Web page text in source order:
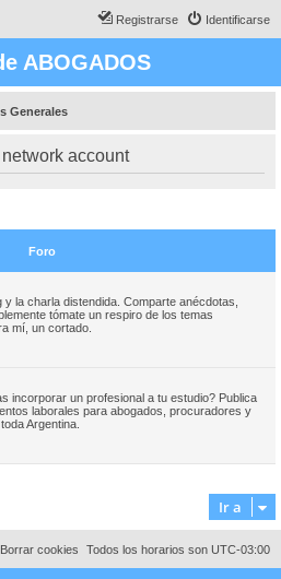
Identificarse
Registrarse
ABOGADOS
Generales
account
Foro
la charla distendida. Comparte anécdotas,
tómate un respiro de los temas
mí, un cortado.
incorporar un profesional a tu estudio? Publica
laborales para abogados, procuradores y
Argentina.
Ir a
Todos los horarios son UTC-03:00
Borrar cookies